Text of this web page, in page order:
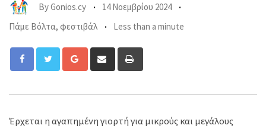
ByGonios.cy
14 Νοεμβρίου 2024
Πάμε Βόλτα, φεστιβάλ Less than a minute
Google+ Share
via
Έρχεται η αγαπημένη γιορτή για μικρούς και μεγάλους